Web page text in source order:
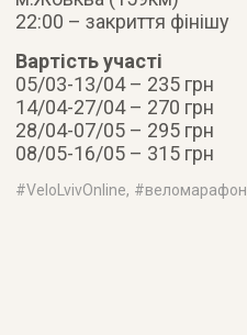
22:00 – закриття фінішу
Вартість участі
05/03-13/04 – 235 грн
14/04-27/04 – 270 грн
28/04-07/05 – 295 грн
08/05-16/05 – 315 грн
#VeloLvivOnline, #веломарафон